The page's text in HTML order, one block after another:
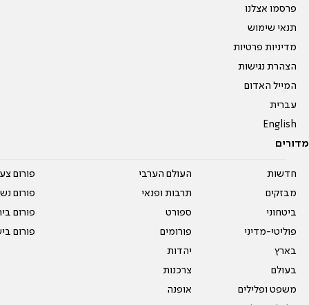
פרסמו אצלנו
תנאי שימוש
מדיניות פרטיות
הצהרת נגישות
המייל האדום
עברית
English
מדורים
חדשות
מבזקים
ביטחוני
פוליטי-מדיני
בארץ
בעולם
משפט ופלילים
העולם הערבי
תרבות ופנאי
ספורט
פורומים
יהדות
צרכנות
אופנה
פורום
פורום
פורום
פורום